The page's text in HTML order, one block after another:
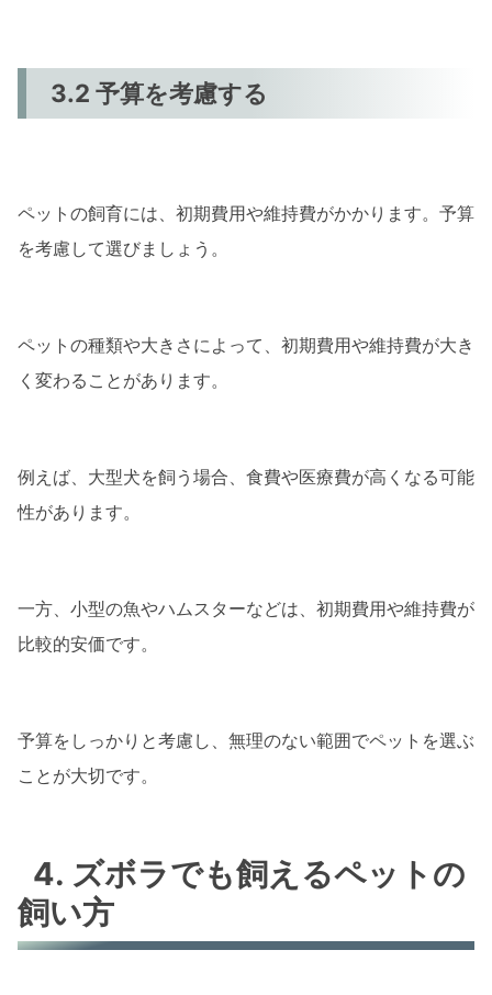
3.2 予算を考慮する
ペットの飼育には、初期費用や維持費がかかります。予算
を考慮して選びましょう。
ペットの種類や大きさによって、初期費用や維持費が大き
く変わることがあります。
例えば、大型犬を飼う場合、食費や医療費が高くなる可能
性があります。
一方、小型の魚やハムスターなどは、初期費用や維持費が
比較的安価です。
予算をしっかりと考慮し、無理のない範囲でペットを選ぶ
ことが大切です。
4. ズボラでも飼えるペットの
飼い方